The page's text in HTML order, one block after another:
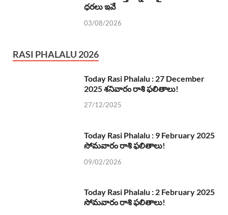
ధరలు ఇవే
03/08/2026
RASI PHALALU 2026
Today Rasi Phalalu : 27 December
2025 శనివారం రాశి ఫలితాలు!
27/12/2025
Today Rasi Phalalu : 9 February 2025
సోమవారం రాశి ఫలితాలు!
09/02/2026
Today Rasi Phalalu : 2 February 2025
సోమవారం రాశి ఫలితాలు!